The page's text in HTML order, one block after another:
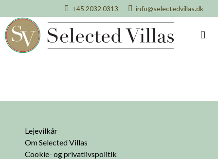
+45 2032 0313 info@selectedvillas.dk
Lejevilkår
Om Selected Villas
Cookie- og privatlivspolitik